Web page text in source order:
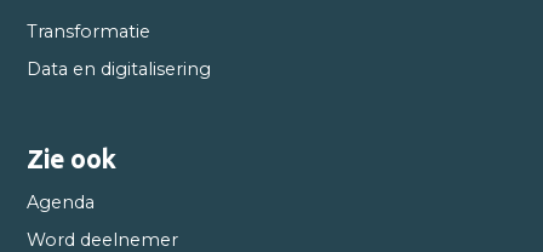
Transformatie
Data en digitalisering
Zie ook
Agenda
Word deelnemer